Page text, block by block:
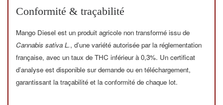
Conformité & traçabilité
Mango Diesel est un produit agricole non transformé issu de
Cannabis sativa L., d’une variété autorisée par la réglementation
française, avec un taux de THC inférieur à 0,3%. Un certificat
d’analyse est disponible sur demande ou en téléchargement,
garantissant la traçabilité et la conformité de chaque lot.